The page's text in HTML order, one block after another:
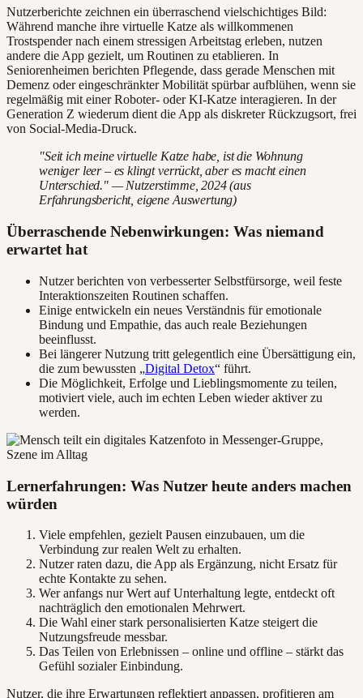
Nutzerberichte zeichnen ein überraschend vielschichtiges Bild:
Während manche ihre virtuelle Katze als willkommenen
Trostspender nach einem stressigen Arbeitstag erleben, nutzen
andere die App gezielt, um Routinen zu etablieren. In
Seniorenheimen berichten Pflegende, dass gerade Menschen mit
Demenz oder eingeschränkter Mobilität spürbar aufblühen, wenn sie
regelmäßig mit einer Roboter- oder KI-Katze interagieren. In der
Generation Z wiederum dient die App als diskreter Rückzugsort, frei
von Social-Media-Druck.
"Seit ich meine virtuelle Katze habe, ist die Wohnung
weniger leer – es klingt verrückt, aber es macht einen
Unterschied." — Nutzerstimme, 2024 (aus
Erfahrungsbericht, eigene Auswertung)
Überraschende Nebenwirkungen: Was niemand
erwartet hat
Nutzer berichten von verbesserter Selbstfürsorge, weil feste
Interaktionszeiten Routinen schaffen.
Einige entwickeln ein neues Verständnis für emotionale
Bindung und Empathie, das auch reale Beziehungen
beeinflusst.
Bei längerer Nutzung tritt gelegentlich eine Übersättigung ein,
die zum bewussten „Digital Detox“ führt.
Die Möglichkeit, Erfolge und Lieblingsmomente zu teilen,
motiviert viele, auch im echten Leben wieder aktiver zu
werden.
Lernerfahrungen: Was Nutzer heute anders machen
würden
Viele empfehlen, gezielt Pausen einzubauen, um die
Verbindung zur realen Welt zu erhalten.
Nutzer raten dazu, die App als Ergänzung, nicht Ersatz für
echte Kontakte zu sehen.
Wer anfangs nur Wert auf Unterhaltung legte, entdeckt oft
nachträglich den emotionalen Mehrwert.
Die Wahl einer stark personalisierten Katze steigert die
Nutzungsfreude messbar.
Das Teilen von Erlebnissen – online und offline – stärkt das
Gefühl sozialer Einbindung.
Nutzer, die ihre Erwartungen reflektiert anpassen, profitieren am